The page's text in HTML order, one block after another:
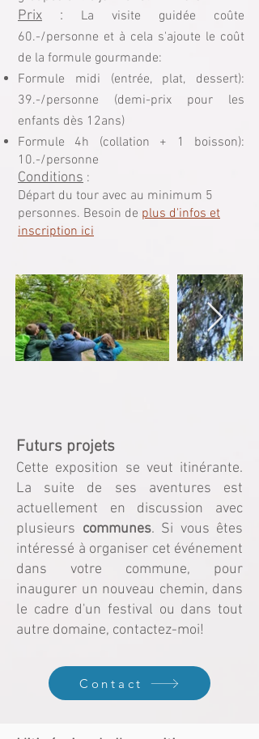
Prix : La visite guidée coûte
60.-/personne et à cela s'ajoute le coût
de la formule gourmande:
Formule midi (entrée, plat, dessert):
39.-/personne (demi-prix pour les
enfants dès 12ans)
Formule 4h (collation + 1 boisson):
10.-/personne
Conditions :
Départ du tour avec au minimum 5
personnes. Besoin de plus d'infos et
inscription ici
Futurs projets
Cette exposition se veut itinérante.
La suite de ses aventures est
actuellement en discussion avec
plusieurs communes. Si vous êtes
intéressé à organiser cet événement
dans votre commune, pour
inaugurer un nouveau chemin, dans
le cadre d'un festival ou dans tout
autre domaine, contactez-moi!
Contact